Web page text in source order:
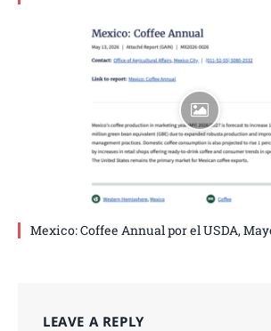
Mexico: Coffee Annual por el USDA,
LEAVE A REPLY